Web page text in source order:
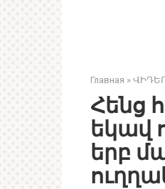
Главная »
Հենց
եկավ
երբ